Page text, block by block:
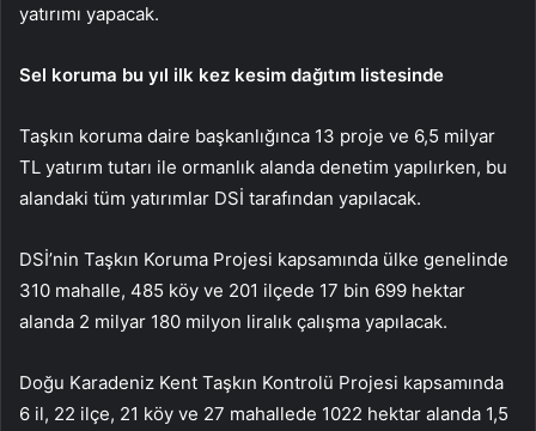
yatırımı yapacak.
Sel koruma bu yıl ilk kez kesim dağıtım listesinde
Taşkın koruma daire başkanlığınca 13 proje ve 6,5 milyar
TL yatırım tutarı ile ormanlık alanda denetim yapılırken, bu
alandaki tüm yatırımlar DSİ tarafından yapılacak.
DSİ’nin Taşkın Koruma Projesi kapsamında ülke genelinde
310 mahalle, 485 köy ve 201 ilçede 17 bin 699 hektar
alanda 2 milyar 180 milyon liralık çalışma yapılacak.
Doğu Karadeniz Kent Taşkın Kontrolü Projesi kapsamında
6 il, 22 ilçe, 21 köy ve 27 mahallede 1022 hektar alanda 1,5